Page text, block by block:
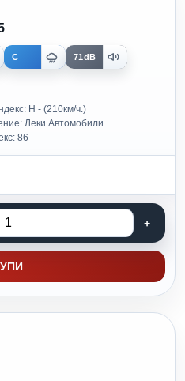
C 71dB
H - (210км/ч.)
Леки Автомобили
86